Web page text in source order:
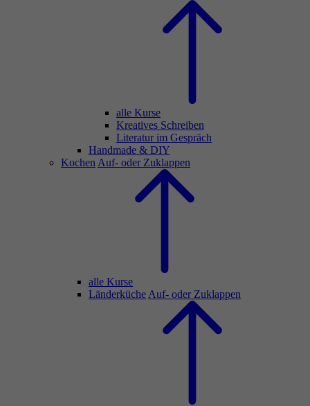
alle Kurse
Kreatives Schreiben
Literatur im Gespräch
Handmade & DIY
Kochen Auf- oder Zuklappen
alle Kurse
Länderküche Auf- oder Zuklappen